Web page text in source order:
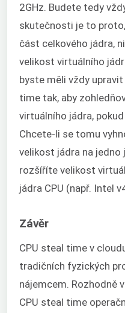
2GHz. Budete tedy
skutečnosti je to
část celkového jádra,
velikost virtuálního
byste měli vždy
time tak, aby
virtuálního jádra,
Chcete-li se tomu
velikost jádra na jedno
rozšíříte velikost
jádra CPU (např. Intel
Závěr
CPU steal time v
tradičních fyzických
nájemcem. Rozhodně
CPU steal time